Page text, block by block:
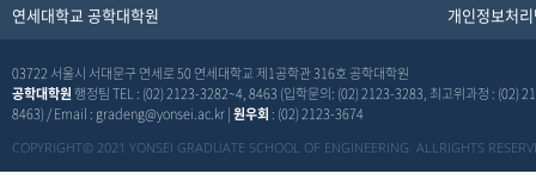
연세대학교 공학대학원 개인정보처
03722 서울시 서대문구 연세로 50 연세대학교 제1공학관 316호 공학대학원
공학대학원행정팀 TEL : (02) 2123-3282~4, 8463 (입학문의: (02) 2123-3283, 최고위과정 : (02)
8463) / Email : gradeng@yonsei.ac.kr |원우회 : (02) 2123-3674
COPYRIGHT© 2021 YONSEI GRADUATE SCHOOL OF ENGINEERING. ALLRIGHTS